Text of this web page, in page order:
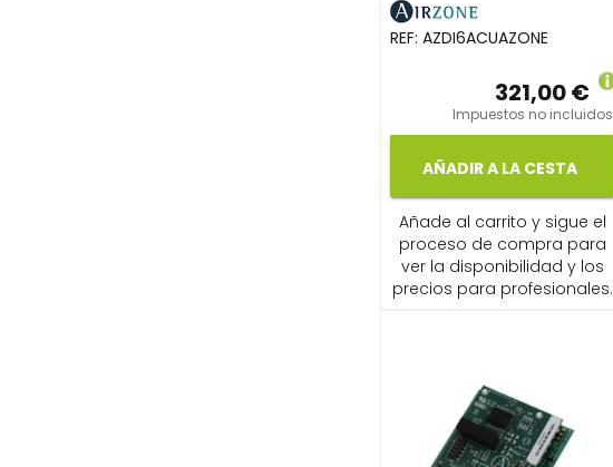
REF: AZDI6ACUAZONE
321,00 €
Impuestos no
AÑADIR A LA CESTA
Añade al carrito y sigue el
proceso de compra para
ver la disponibilidad y los
precios para profesionales.